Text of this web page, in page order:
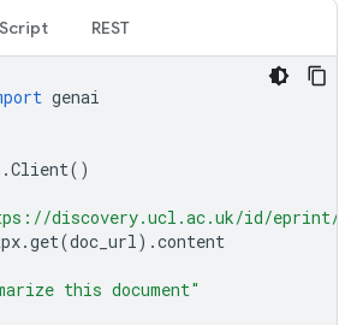
REST
genai
.Client()
discovery.ucl.ac.uk/id/eprint/
.get(doc_url) .content
this document"